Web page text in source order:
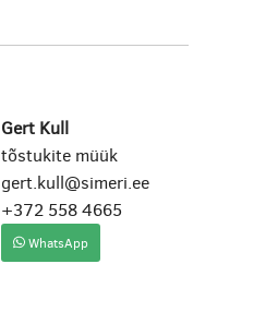
Gert Kull
tõstukite müük
gert.kull@simeri.ee
+372 558 4665
WhatsApp